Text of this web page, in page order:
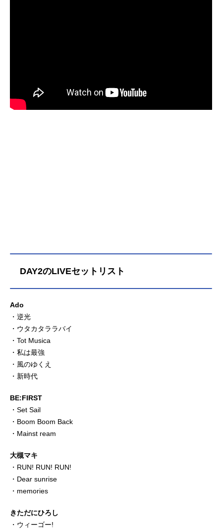
DAY2のLIVEセットリスト
Ado
・逆光
・ウタカタララバイ
・Tot Musica
・私は最強
・風のゆくえ
・新時代
BE:FIRST
・Set Sail
・Boom Boom Back
・Mainst ream
大槻マキ
・RUN! RUN! RUN!
・Dear sunrise
・memories
きただにひろし
・ウィーゴー!